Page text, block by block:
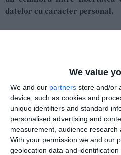
We value
We and our partners store and/or
device, such as cookies and
unique identifiers and standard
personalised advertising and
measurement, audience research
With your permission we and our
geolocation data and
datelor cu caracter personal.
Citește și:
Cumpărări directe
investește în flori de vară și
noul sezon (DOCUMENTE)